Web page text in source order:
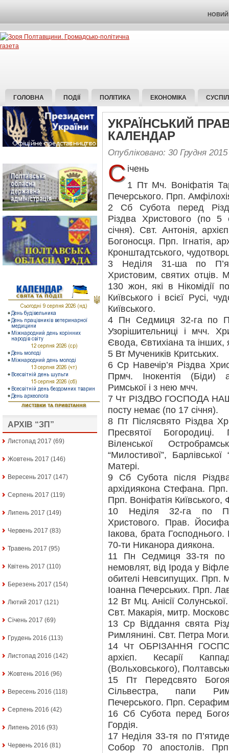
НОВИЙ
ГОЛОВНА ПОДІЇ ПОЛІТИКА ЕКОНОМІКА
АРХІВ “ЗП”
Листопад 2017 (69)
Жовтень 2017 (146)
Вересень 2017 (147)
Серпень 2017 (119)
Липень 2017 (149)
Червень 2017 (83)
Травень 2017 (95)
Квітень 2017 (110)
Березень 2017 (154)
Лютий 2017 (121)
Січень 2017 (69)
Грудень 2016 (113)
Листопад 2016 (142)
Жовтень 2016 (96)
Вересень 2016 (118)
Серпень 2016 (42)
Липень 2016 (93)
Червень 2016 (81)
УКРАЇНСЬКИЙ
КАЛЕНДАР
Опубліковано: 30 Грудня 2015
С ічень
1 Пт Мч. Воніфатія
Печерського. Прп.
2 Сб Субота перед
Різдва Христового (по 5
січня). Свт. Антонія,
Богоносця. Прп. Ігнатія,
Кронштадтського,
3 Неділя 31-ша по
Христовим, святих отців.
130 жон, які в Нікомідії
Київського і всієї Русі,
Київського.
4 Пн Седмиця 32-га по
Узорішительниці і мчч.
Євода, Євтихіана та
5 Вт Мучеників Критських.
6 Ср Навечір’я Різдва
Прмч. Інокентія (Біди)
Римської і з нею мчч.
7 Чт РІЗДВО ГОСПОДА
посту немає (по 17 січня).
8 Пт Післясвято Різдва
Пресвятої Богородиці.
Віленської
“Милостивої”,
Матері.
9 Сб Субота після
архідиякона Стефана.
Прп. Воніфатія Київського,
10 Неділя 32-га по
Христового. Прав.
Іакова, брата
70-ти Никанора диякона.
11 Пн Седмиця 33-тя по
немовлят, від Ірода у
обителі Невсипущих. Прп.
Іоанна Печерських. Прп.
12 Вт Мц. Анісії
Свт. Макарія, митр.
13 Ср Віддання свята
Римлянині. Свт. Петра
14 Чт ОБРІЗАННЯ
архієп. Кесарії
(Вольховського),
15 Пт Передсвято
Сільвестра, папи
Печерського. Прп.
16 Сб Субота перед
Гордія.
17 Неділя 33-тя по
Собор 70 апостолів.